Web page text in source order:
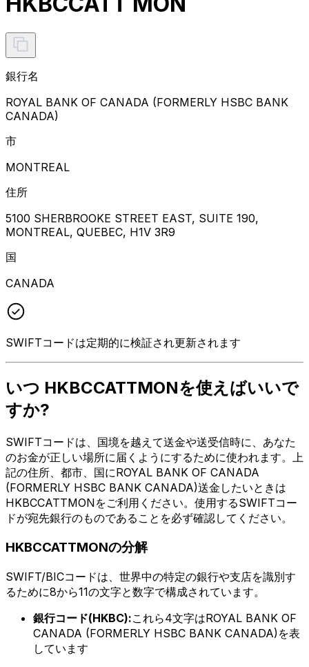
銀行名
ROYAL BANK OF CANADA (FORMERLY HSBC BANK
CANADA)
市
MONTREAL
住所
5100 SHERBROOKE STREET EAST, SUITE 190,
MONTREAL, QUEBEC, H1V 3R9
国
CANADA
SWIFTコードは定期的に検証され更新されます
いつ HKBCCATTMONを使えばいいで
すか?
SWIFTコードは、国境を越えて送金や送受信時に、あなた
のお金が正しい場所に届くようにするために使われます。上
記の住所、都市、国にROYAL BANK OF CANADA
(FORMERLY HSBC BANK CANADA)送金したいときは
HKBCCATTMONをご利用ください。使用するSWIFTコー
ドが宛先銀行のものであることを必ず確認してください。
HKBCCATTMONの分解
SWIFT/BICコードは、世界中の特定の銀行や支店を識別す
るために8から11の文字と数字で構成されています。
銀行コード(HKBC):これら4文字はROYAL BANK OF
CANADA (FORMERLY HSBC BANK CANADA)を表
しています